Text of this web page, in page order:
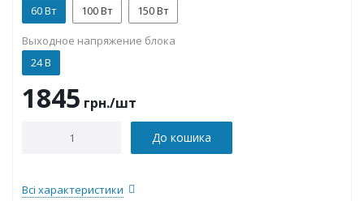
60 Вт
100 Вт 150 Вт
Выходное напряжение блока
24 В
1845 грн./шт
До кошика
Всі характеристики